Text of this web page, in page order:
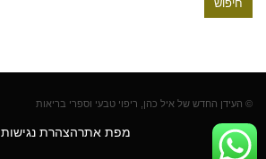
© העידן החדש של איל כהן, ריפוי טבעי וספרי בריאות
מפת אתרהצהרת נגישות